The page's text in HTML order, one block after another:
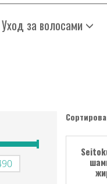
Уход за волосами